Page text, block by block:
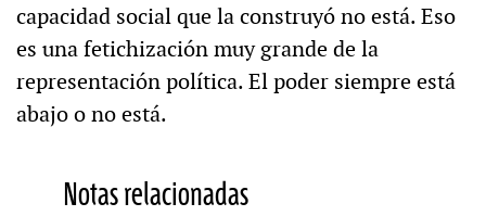
capacidad social que la construyó no está. Eso
es una fetichización muy grande de la
representación política. El poder siempre está
abajo o no está.
Notas relacionadas